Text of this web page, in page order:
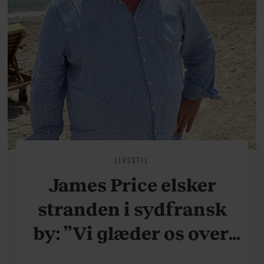
LIVSSTIL
James Price elsker
stranden i sydfransk
by: ”Vi glæder os over,